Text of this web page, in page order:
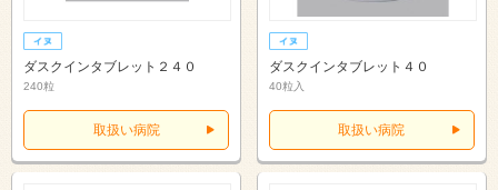
ダスクインタブレット２４０
240粒
取扱い病院
ダスクインタブレット４０
40粒入
取扱い病院